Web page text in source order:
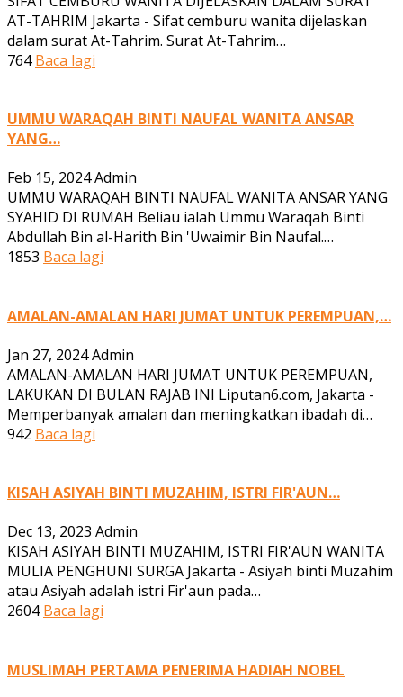
AT-TAHRIM Jakarta - Sifat cemburu wanita dijelaskan
dalam surat At-Tahrim. Surat At-Tahrim…
764 Baca lagi
UMMU WARAQAH BINTI NAUFAL WANITA ANSAR
YANG…
Feb 15, 2024Admin
UMMU WARAQAH BINTI NAUFAL WANITA ANSAR YANG
SYAHID DI RUMAH Beliau ialah Ummu Waraqah Binti
Abdullah Bin al-Harith Bin 'Uwaimir Bin Naufal.…
1853 Baca lagi
AMALAN-AMALAN HARI JUMAT UNTUK PEREMPUAN,…
Jan 27, 2024Admin
AMALAN-AMALAN HARI JUMAT UNTUK PEREMPUAN,
LAKUKAN DI BULAN RAJAB INI Liputan6.com, Jakarta -
Memperbanyak amalan dan meningkatkan ibadah di…
942 Baca lagi
KISAH ASIYAH BINTI MUZAHIM, ISTRI FIR'AUN…
Dec 13, 2023 Admin
KISAH ASIYAH BINTI MUZAHIM, ISTRI FIR'AUN WANITA
MULIA PENGHUNI SURGA Jakarta - Asiyah binti Muzahim
atau Asiyah adalah istri Fir'aun pada…
2604 Baca lagi
MUSLIMAH PERTAMA PENERIMA HADIAH NOBEL